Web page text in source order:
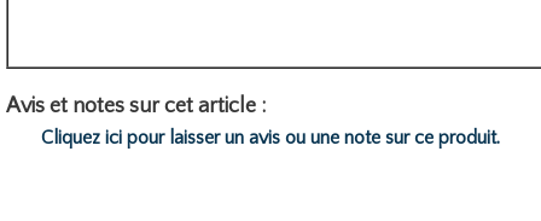
Avis et notes sur cet article :
Cliquez ici pour laisser un avis ou une note sur ce produit.